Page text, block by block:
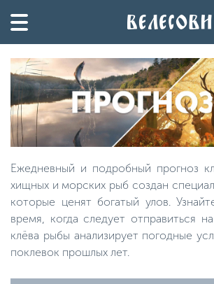
Ежедневный и подробный прогноз
хищных и морских рыб создан
которые ценят богатый улов.
время, когда следует отправиться
клёва рыбы анализирует погодные
поклевок прошлых лет.